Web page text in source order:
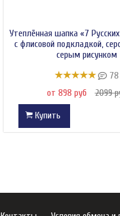
Утеплённая шапка «7
с флисовой подкладкой,
серым рисунком
78
от 898 руб
2099
Купить